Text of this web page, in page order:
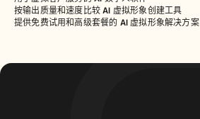
按输出质量和速度比较 AI 虚拟形象创建工具
提供免费试用和高级套餐的 AI 虚拟形象解决方案